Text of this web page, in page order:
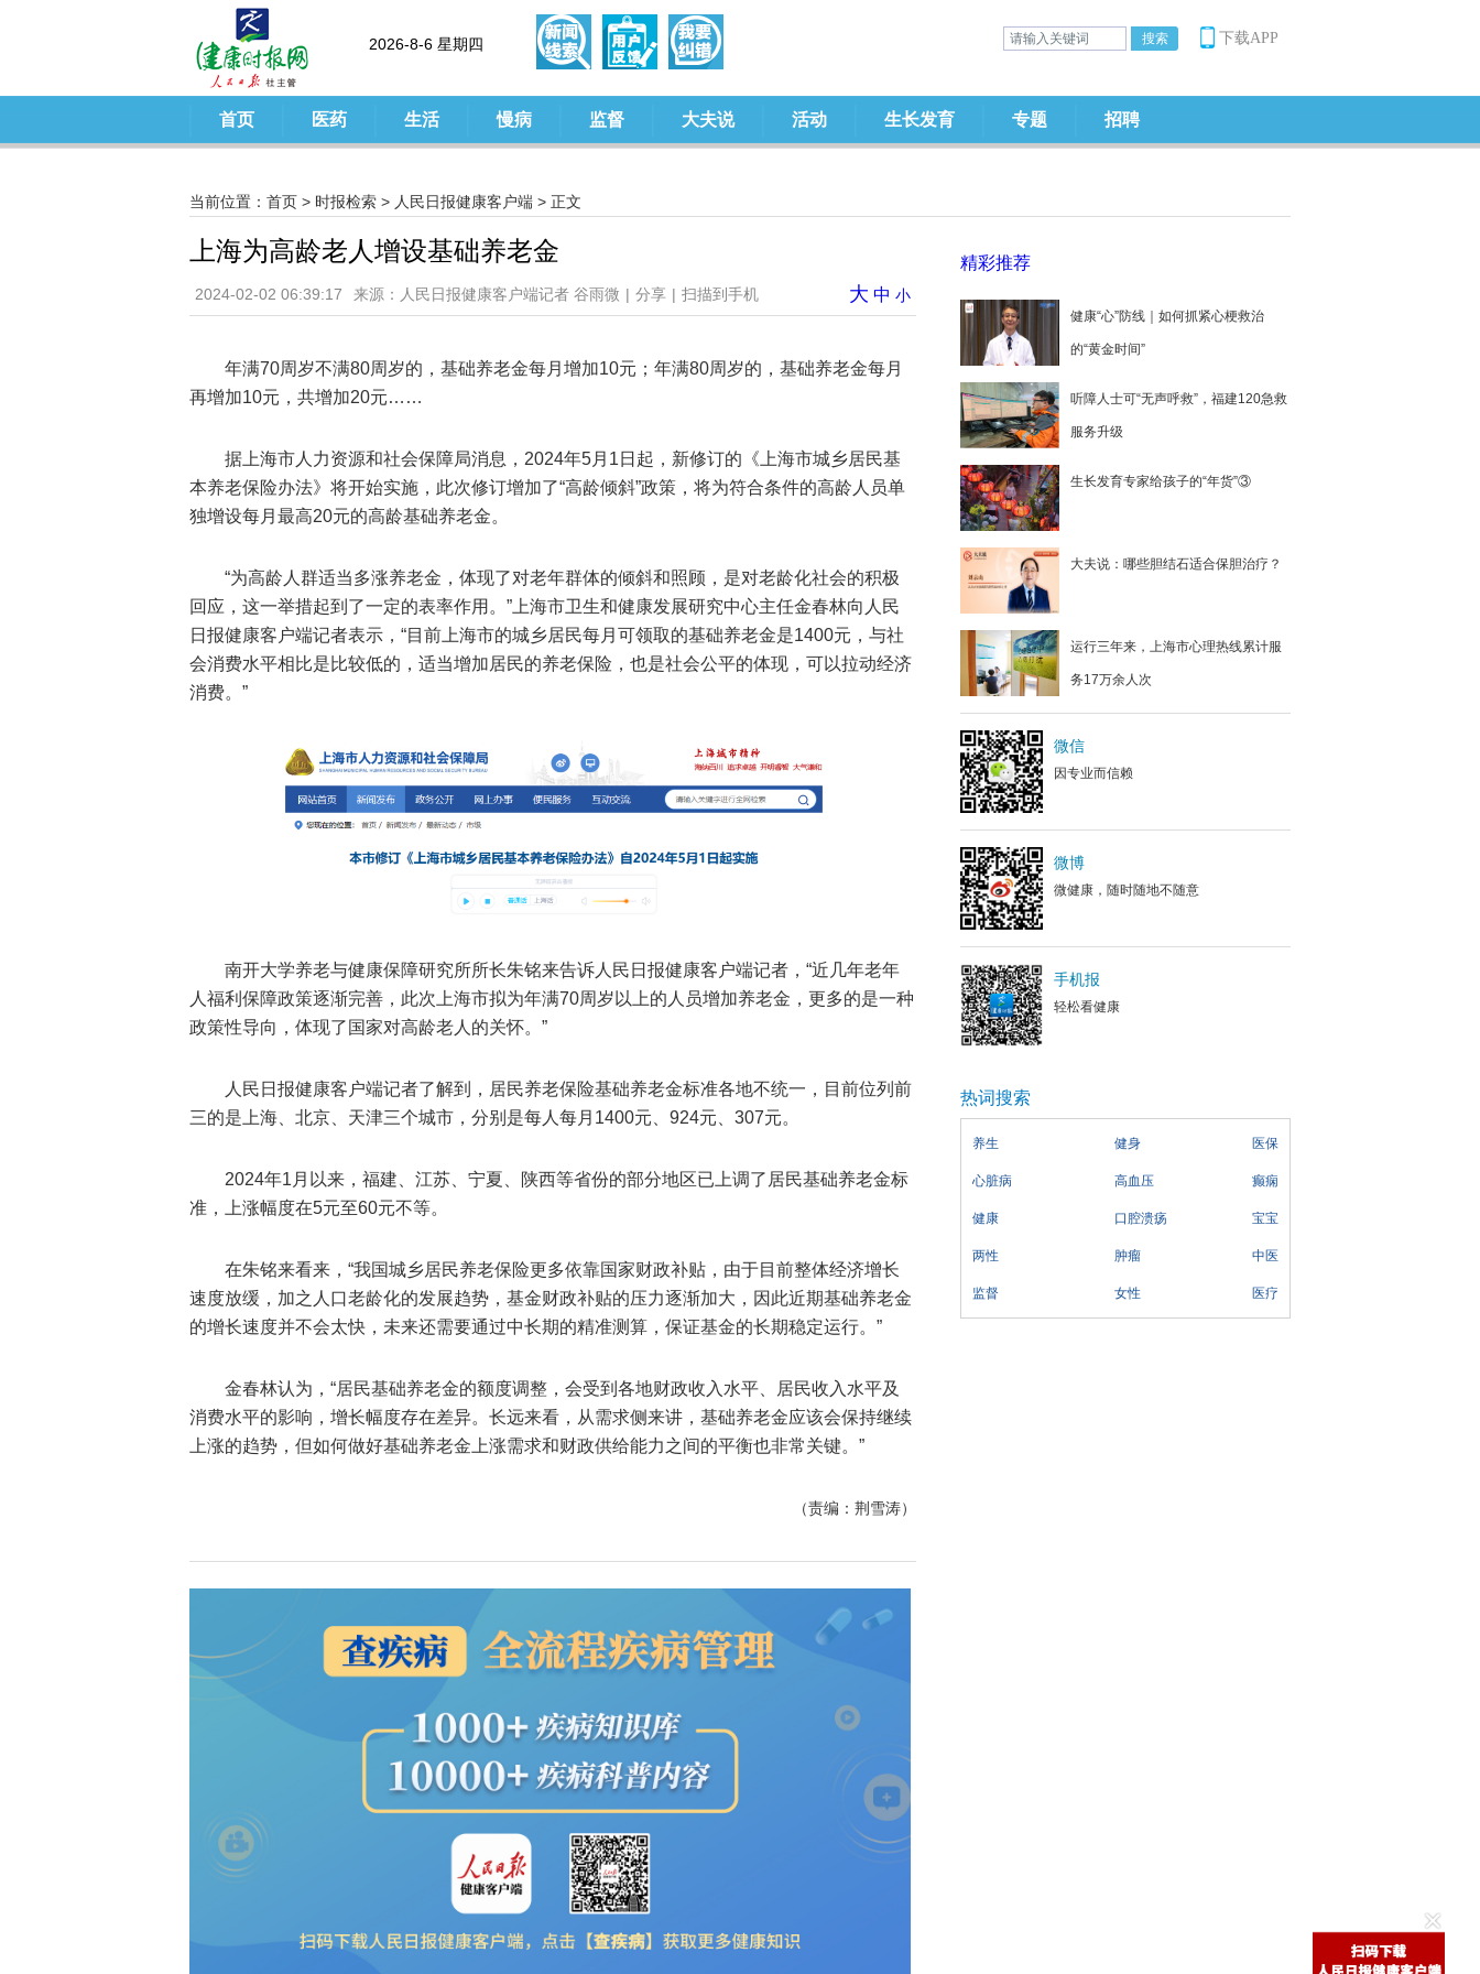
2026-8-6 星期四 下载APP
首页 医药 生活 慢病 监督 大夫说 活动 生长发育 专题 招聘
当前位置： 首页 > 时报检索 > 人民日报健康客户端 > 正文
上海为高龄老人增设基础养老金
2024-02-02 06:39:17 来源：人民日报健康客户端记者 谷雨微 | 分享 | 扫描到手机 大 中 小
年满70周岁不满80周岁的，基础养老金每月增加10元；年满80周岁的，基础养老金每月
再增加10元，共增加20元……
据上海市人力资源和社会保障局消息，2024年5月1日起，新修订的《上海市城乡居民基
本养老保险办法》将开始实施，此次修订增加了“高龄倾斜”政策，将为符合条件的高龄人员单
独增设每月最高20元的高龄基础养老金。
“为高龄人群适当多涨养老金，体现了对老年群体的倾斜和照顾，是对老龄化社会的积极
回应，这一举措起到了一定的表率作用。”上海市卫生和健康发展研究中心主任金春林向人民
日报健康客户端记者表示，“目前上海市的城乡居民每月可领取的基础养老金是1400元，与社
会消费水平相比是比较低的，适当增加居民的养老保险，也是社会公平的体现，可以拉动经济
消费。”
南开大学养老与健康保障研究所所长朱铭来告诉人民日报健康客户端记者，“近几年老年
人福利保障政策逐渐完善，此次上海市拟为年满70周岁以上的人员增加养老金，更多的是一种
政策性导向，体现了国家对高龄老人的关怀。”
人民日报健康客户端记者了解到，居民养老保险基础养老金标准各地不统一，目前位列前
三的是上海、北京、天津三个城市，分别是每人每月1400元、924元、307元。
2024年1月以来，福建、江苏、宁夏、陕西等省份的部分地区已上调了居民基础养老金标
准，上涨幅度在5元至60元不等。
在朱铭来看来，“我国城乡居民养老保险更多依靠国家财政补贴，由于目前整体经济增长
速度放缓，加之人口老龄化的发展趋势，基金财政补贴的压力逐渐加大，因此近期基础养老金
的增长速度并不会太快，未来还需要通过中长期的精准测算，保证基金的长期稳定运行。”
金春林认为，“居民基础养老金的额度调整，会受到各地财政收入水平、居民收入水平及
消费水平的影响，增长幅度存在差异。长远来看，从需求侧来讲，基础养老金应该会保持继续
上涨的趋势，但如何做好基础养老金上涨需求和财政供给能力之间的平衡也非常关键。”
（责编：荆雪涛）
精彩推荐
健康“心”防线｜如何抓紧心梗救治
的“黄金时间”
听障人士可“无声呼救”，福建120急救
服务升级
生长发育专家给孩子的“年货”③
大夫说：哪些胆结石适合保胆治疗？
运行三年来，上海市心理热线累计服
务17万余人次
微信
因专业而信赖
微博
微健康，随时随地不随意
手机报
轻松看健康
热词搜索
养生 健身 医保
心脏病 高血压 癫痫
健康 口腔溃疡 宝宝
两性 肿瘤 中医
监督 女性 医疗